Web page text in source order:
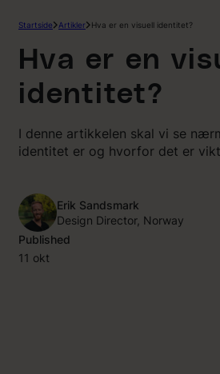
innhold
Startside Artikler Hva er en visuell identitet?
Hva er en
identitet?
I denne artikkelen skal vi se
identitet er og hvorfor det er
Erik Sandsmark
Design Director, Norway
Published
11 okt